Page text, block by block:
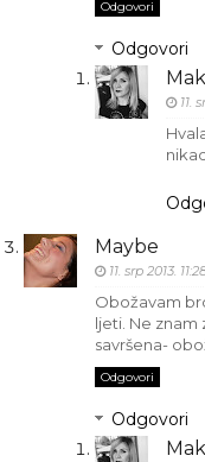
Odgovori
Odgovori
11.
Maybe
11. srp 2013.
Obožavam
ljeti. Ne znam
savršena-
Odgovori
Odgovori